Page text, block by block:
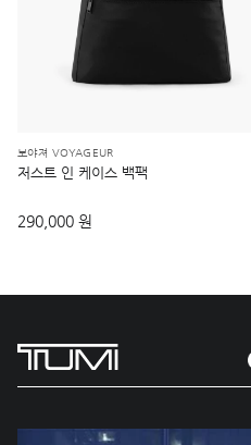
보야져 VOYAGEUR
저스트 인 케이스 백팩
290,000 원